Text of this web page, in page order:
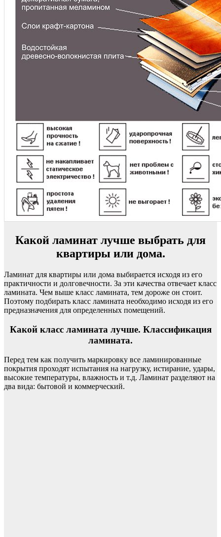
Какой ламинат лучше выбрать для
квартиры или дома.
Ламинат для квартиры или дома выбирается исходя из его
практичности и долговечности. За эти качества отвечает класс
ламината. Чем выше класс ламината, тем дороже он стоит.
Поэтому подбирать класс ламината необходимо исходя из его
предназначения для определенных помещений.
Какой класс ламината лучше. Классификация
ламината.
Перед тем как получить маркировку все ламинированные
покрытия проходят испытания на нагрузку, истирание, удары,
высокие температуры, влажность и т.д. Ламинат разделяют на
два вида: бытовой и коммерческий.